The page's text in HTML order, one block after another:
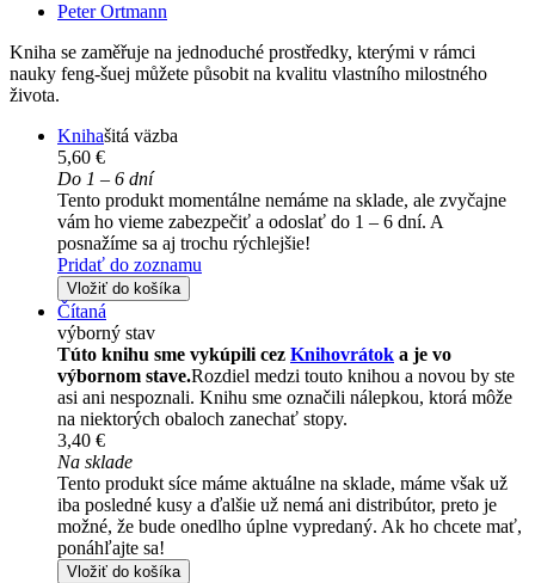
Peter Ortmann
Kniha se zaměřuje na jednoduché prostředky, kterými v rámci
nauky feng-šuej můžete působit na kvalitu vlastního milostného
života.
Knihašitá väzba
5,60 €
Do 1 – 6 dní
Tento produkt momentálne nemáme na sklade, ale zvyčajne
vám ho vieme zabezpečiť a odoslať do 1 – 6 dní. A
posnažíme sa aj trochu rýchlejšie!
Pridať do zoznamu
Vložiť do košíka
Čítaná
výborný stav
Túto knihu sme vykúpili cez Knihovrátok a je vo
výbornom stave.Rozdiel medzi touto knihou a novou by ste
asi ani nespoznali. Knihu sme označili nálepkou, ktorá môže
na niektorých obaloch zanechať stopy.
3,40 €
Na sklade
Tento produkt síce máme aktuálne na sklade, máme však už
iba posledné kusy a ďalšie už nemá ani distribútor, preto je
možné, že bude onedlho úplne vypredaný. Ak ho chcete mať,
ponáhľajte sa!
Vložiť do košíka